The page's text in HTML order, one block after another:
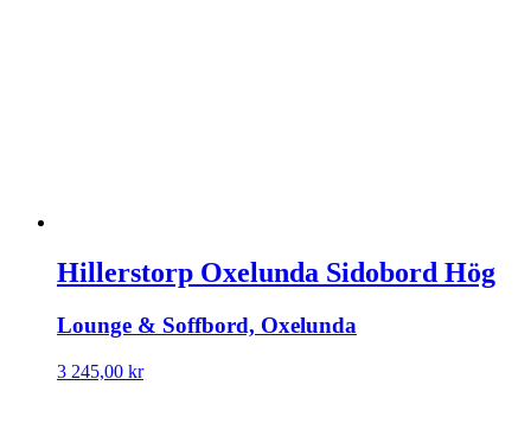
Hillerstorp Oxelunda Sidobord Hög
Lounge & Soffbord, Oxelunda
3 245,00 kr